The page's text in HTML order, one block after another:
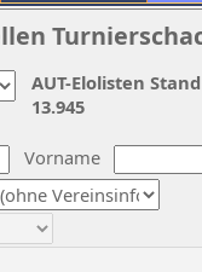
Vorname
AUT-Elolisten
13.945